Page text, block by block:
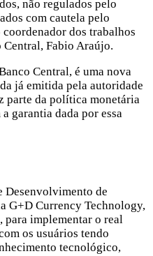
não regulados pelo
com cautela pelo
dos trabalhos
Fabio Araújo.
Central, é uma nova
já emitida pela autoridade
parte da política monetária
garantia dada por essa
Desenvolvimento de
G+D Currency Technology,
para implementar o real
os usuários tendo
tecnológico,